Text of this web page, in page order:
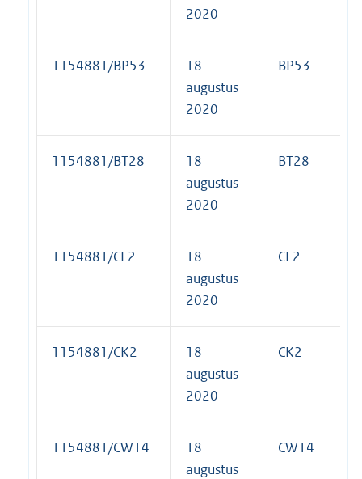
2020
1154881/BP53
18
augustus
2020
BP53
1154881/BT28
18
augustus
2020
BT28
1154881/CE2
18
augustus
2020
CE2
1154881/CK2
18
augustus
2020
CK2
1154881/CW14
18
augustus
CW14